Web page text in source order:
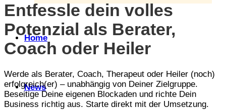
Home
News
Entfessle dein volles
Potenzial als Berater,
Coach oder Heiler
Werde als Berater, Coach, Therapeut oder Heiler (noch)
erfolgreich(er) – unabhängig von Deiner Zielgruppe.
Beseitige Deine eigenen Blockaden und richte Dein
Business richtig aus. Starte direkt mit der Umsetzung.